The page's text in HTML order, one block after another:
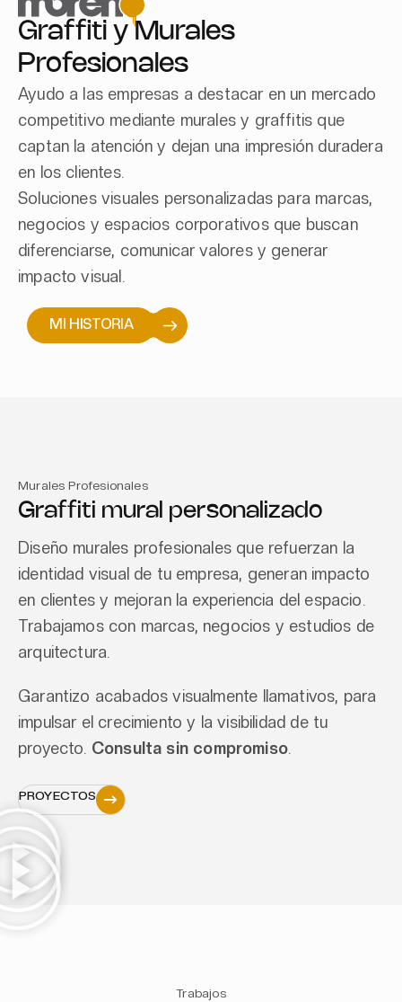
Graffiti y Murales
Profesionales
Ayudo a las empresas a destacar en un mercado
competitivo mediante murales y graffitis que
captan la atención y dejan una impresión duradera
en los clientes.
Soluciones visuales personalizadas para marcas,
negocios y espacios corporativos que buscan
diferenciarse, comunicar valores y generar
impacto visual.
MI HISTORIA
Murales Profesionales
Graffiti mural personalizado
Diseño murales profesionales que refuerzan la
identidad visual de tu empresa, generan impacto
en clientes y mejoran la experiencia del espacio.
Trabajamos con marcas, negocios y estudios de
arquitectura.
Garantizo acabados visualmente llamativos, para
impulsar el crecimiento y la visibilidad de tu
proyecto. Consulta sin compromiso.
PROYECTOS
Trabajos